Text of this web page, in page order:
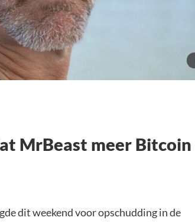
MrBeast meer Bitcoin
dit weekend voor opschudding in de